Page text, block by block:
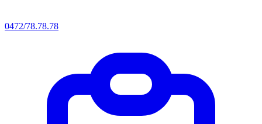
0472/78.78.78